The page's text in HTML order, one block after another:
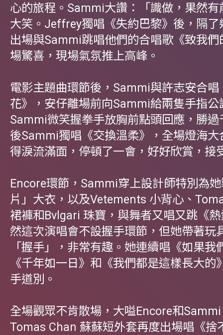
心的旅程。Sammi大讚：「識做，果然有
大笑。Jeffrey獨唱《失約巴黎》後，隔了
出場與Sammi跳唱他們的合唱歌《致我們
場驚喜，現場氣氛推上高峰。
電影主題曲環節後，Sammi與許志安合唱
花》，安仔離場前向Sammi給兩隻手指公
Sammi微笑握拳手放胸前點頭回應，勝過
後Sammi獨唱《交換溫柔》，全場燈海大
得淚流滿面，停頓了一會，好好欣賞，接
Encore環節，Sammi穿上設計師特別為
片」大衣，以及Vetements 小背心、
裙褲和Bvlgari 珠寶，與舞者又唱又跳《
然這次演唱會不設握手環節，但她帶著玩
「握手」，非常有趣。她連續唱《如果我
《千年如一日》和《我們都是這樣長大的
手道別。
全場觀眾不肯散場，大嗌Encore和
Tomas Chan 蘇蘇短外套再度出場唱《捨